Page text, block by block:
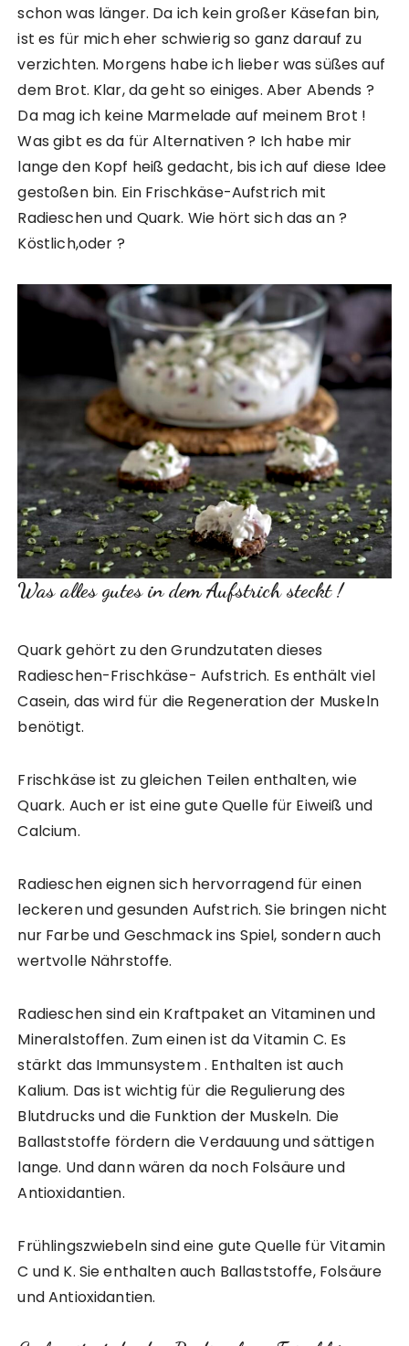
schon was länger. Da ich kein großer Käsefan bin,
ist es für mich eher schwierig so ganz darauf zu
verzichten. Morgens habe ich lieber was süßes auf
dem Brot. Klar, da geht so einiges. Aber Abends ?
Da mag ich keine Marmelade auf meinem Brot !
Was gibt es da für Alternativen ? Ich habe mir
lange den Kopf heiß gedacht, bis ich auf diese Idee
gestoßen bin. Ein Frischkäse-Aufstrich mit
Radieschen und Quark. Wie hört sich das an ?
Köstlich,oder ?
Was alles gutes in dem Aufstrich steckt !
Quark gehört zu den Grundzutaten dieses
Radieschen-Frischkäse- Aufstrich. Es enthält viel
Casein, das wird für die Regeneration der Muskeln
benötigt.
Frischkäse ist zu gleichen Teilen enthalten, wie
Quark. Auch er ist eine gute Quelle für Eiweiß und
Calcium.
Radieschen eignen sich hervorragend für einen
leckeren und gesunden Aufstrich. Sie bringen nicht
nur Farbe und Geschmack ins Spiel, sondern auch
wertvolle Nährstoffe.
Radieschen sind ein Kraftpaket an Vitaminen und
Mineralstoffen. Zum einen ist da Vitamin C. Es
stärkt das Immunsystem . Enthalten ist auch
Kalium. Das ist wichtig für die Regulierung des
Blutdrucks und die Funktion der Muskeln. Die
Ballaststoffe fördern die Verdauung und sättigen
lange. Und dann wären da noch Folsäure und
Antioxidantien.
Frühlingszwiebeln sind eine gute Quelle für Vitamin
C und K. Sie enthalten auch Ballaststoffe, Folsäure
und Antioxidantien.